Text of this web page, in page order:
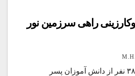
راهی سرزمین نور
صبح ۷ اسفند ۱۴۰۱ ، ۳۸ نفر از دانش آموزان پسر